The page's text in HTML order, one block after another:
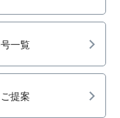
一覧
提案